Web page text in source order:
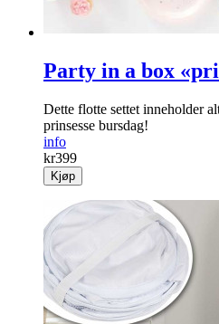
Party in a box
Dette flotte settet inneholder
prinsesse bursdag!
info
kr399
Kjøp